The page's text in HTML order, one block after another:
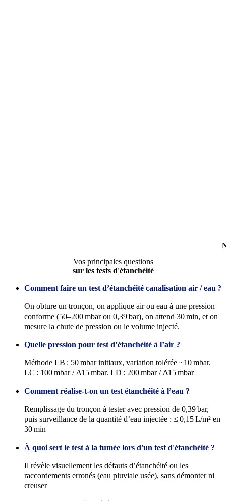
Vos principales questions
sur les tests d'étanchéité
Comment faire un test d’étanchéité canalisation air / eau ?
On obture un tronçon, on applique air ou eau à une pression
conforme (50–200 mbar ou 0,39 bar), on attend 30 min, et on
mesure la chute de pression ou le volume injecté.
Quelle pression pour test d’étanchéité à l’air ?
Méthode LB : 50 mbar initiaux, variation tolérée ~10 mbar.
LC : 100 mbar / Δ15 mbar. LD : 200 mbar / Δ15 mbar
Comment réalise-t-on un test étanchéité à l’eau ?
Remplissage du tronçon à tester avec pression de 0,39 bar,
puis surveillance de la quantité d’eau injectée : ≤ 0,15 L/m² en
30 min
À quoi sert le test à la fumée lors d'un test d'étanchéité ?
Il révèle visuellement les défauts d’étanchéité ou les
raccordements erronés (eau pluviale usée), sans démonter ni
creuser